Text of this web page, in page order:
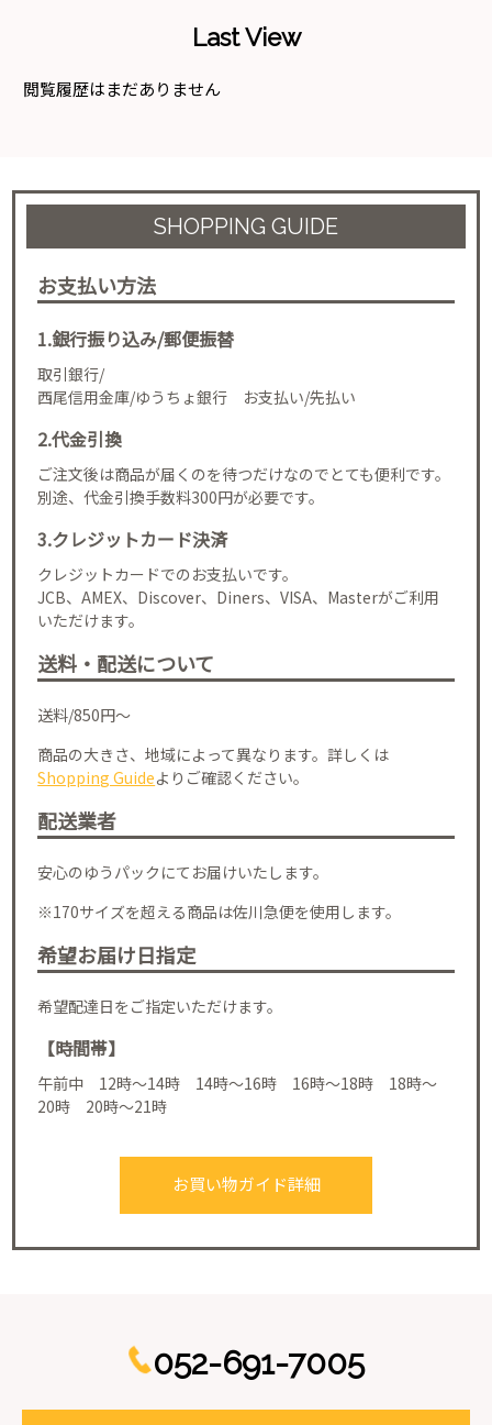
Last View
閲覧履歴はまだありません
SHOPPING GUIDE
お支払い方法
1.銀行振り込み/郵便振替
取引銀行/
西尾信用金庫/ゆうちょ銀行 お支払い/先払い
2.代金引換
ご注文後は商品が届くのを待つだけなのでとても便利です。
別途、代金引換手数料300円が必要です。
3.クレジットカード決済
クレジットカードでのお支払いです。
JCB、AMEX、Discover、Diners、VISA、Masterがご利用
いただけます。
送料・配送について
送料/850円～
商品の大きさ、地域によって異なります。詳しくは
Shopping Guideよりご確認ください。
配送業者
安心のゆうパックにてお届けいたします。
※170サイズを超える商品は佐川急便を使用します。
希望お届け日指定
希望配達日をご指定いただけます。
【時間帯】
午前中 12時～14時 14時～16時 16時～18時 18時～
20時 20時～21時
お買い物ガイド詳細
052-691-7005